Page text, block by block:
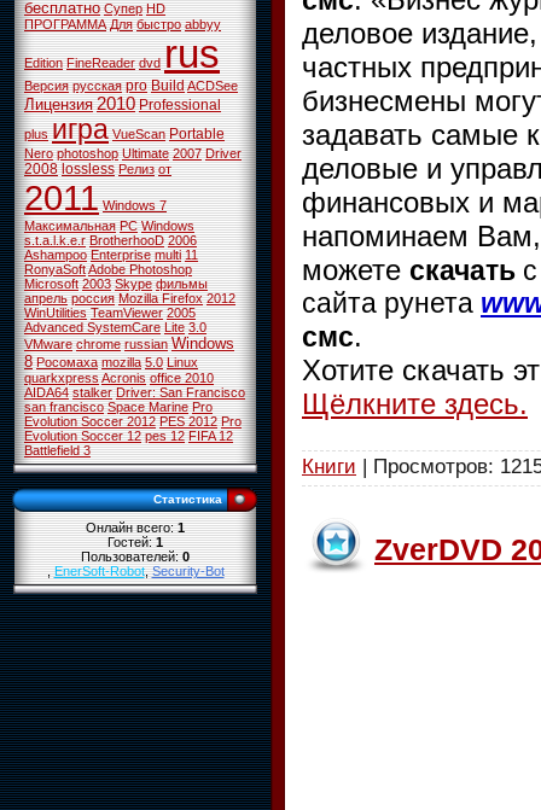
бесплатно Супер HD
ПРОГРАММА Для быстро abbyy
Edition FineReader dvd rus
Версия русская pro BuildACDSee
Лицензия 2010 Professional
plus игра VueScan Portable
Nero photoshop Ultimate 2007 Driver
2008 lossless Релиз от
2011 Windows 7
Максимальная PC Windows
s.t.a.l.k.e.r BrotherhooD 2006
Ashampoo Enterprise multi 11
RonyaSoftAdobe Photoshop
Microsoft 2003 Skype фильмы
апрель россия Mozilla Firefox 2012
WinUtilities TeamViewer 2005
Advanced SystemCare Lite 3.0
VMware chrome russian Windows
8 Росомаха mozilla 5.0 Linux
quarkxpressAcronis office 2010
AIDA64 stalker Driver: San Francisco
san francisco Space Marine Pro
Evolution Soccer 2012 PES 2012 Pro
Evolution Soccer 12 pes 12 FIFA 12
Battlefield 3
Статистика
Онлайн всего:1
Гостей:1
Пользователей:0
,EnerSoft-Robot,Security-Bot
деловое
частных
бизнесмены
задавать самые
деловые и
финансовых и
напоминаем
можете скачать
сайта рунета
смс.
Хотите скачать
Щёлкните здесь.
Книги | Просмотров:
ZverDVD